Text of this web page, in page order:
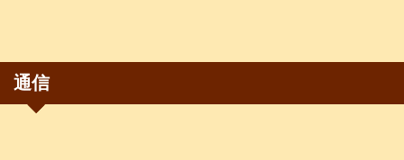
通信